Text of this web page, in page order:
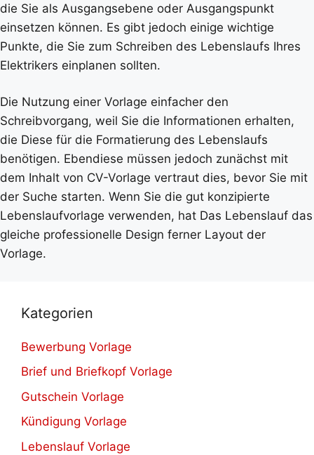
die Sie als Ausgangsebene oder Ausgangspunkt
einsetzen können. Es gibt jedoch einige wichtige
Punkte, die Sie zum Schreiben des Lebenslaufs Ihres
Elektrikers einplanen sollten.
Die Nutzung einer Vorlage einfacher den
Schreibvorgang, weil Sie die Informationen erhalten,
die Diese für die Formatierung des Lebenslaufs
benötigen. Ebendiese müssen jedoch zunächst mit
dem Inhalt von CV-Vorlage vertraut dies, bevor Sie mit
der Suche starten. Wenn Sie die gut konzipierte
Lebenslaufvorlage verwenden, hat Das Lebenslauf das
gleiche professionelle Design ferner Layout der
Vorlage.
Kategorien
Bewerbung Vorlage
Brief und Briefkopf Vorlage
Gutschein Vorlage
Kündigung Vorlage
Lebenslauf Vorlage